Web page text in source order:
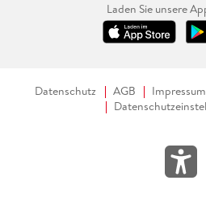
Laden Sie unsere
Datenschutz AGB Impressum